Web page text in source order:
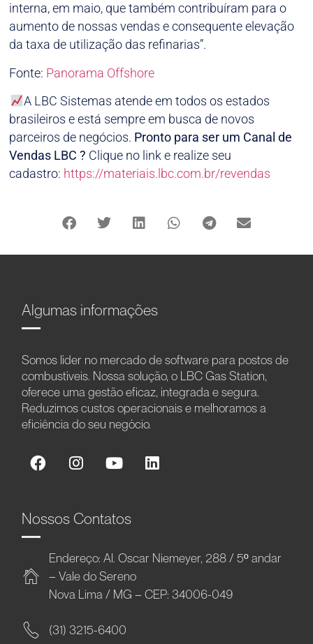
interna, em maio, que também contribuíram para o
aumento de nossas vendas e consequente elevação
da taxa de utilização das refinarias”.
Fonte: Panorama Offshore
A LBC Sistemas atende em todos os estados
brasileiros e está sempre em busca de novos
parceiros de negócios. Pronto para ser um Canal de
Vendas LBC ? Clique no link e realize seu
cadastro: https://materiais.lbc.com.br/revendas
Algumas informações
Somos líder no mercado de software para postos de
combustíveis. Nossa solução, o LBC Gas Station,
oferece uma gestão eficaz, integrada e segura.
Reduzimos custos operacionais e melhoramos a
eficiência do seu negócio.
Nossos Contatos
Endereço: Al. Oscar Niemeyer, 288 / 5º andar
– Vale do Sereno
Nova Lima / MG – CEP: 34006-049
(31) 3215-6400